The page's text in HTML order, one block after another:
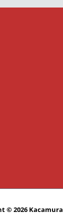
© 2026 Kacamura